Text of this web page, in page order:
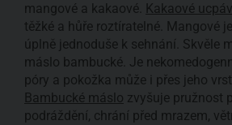
mangové a kakaové. Kakaové
těžké a hůře roztíratelné. Mangové
úplně jednoduše k sehnání. Skvěle
máslo bambucké. Je
póry a pokožka může i přes jeho
Bambucké máslo zvyšuje pružnost
podráždění, chrání před mrazem,